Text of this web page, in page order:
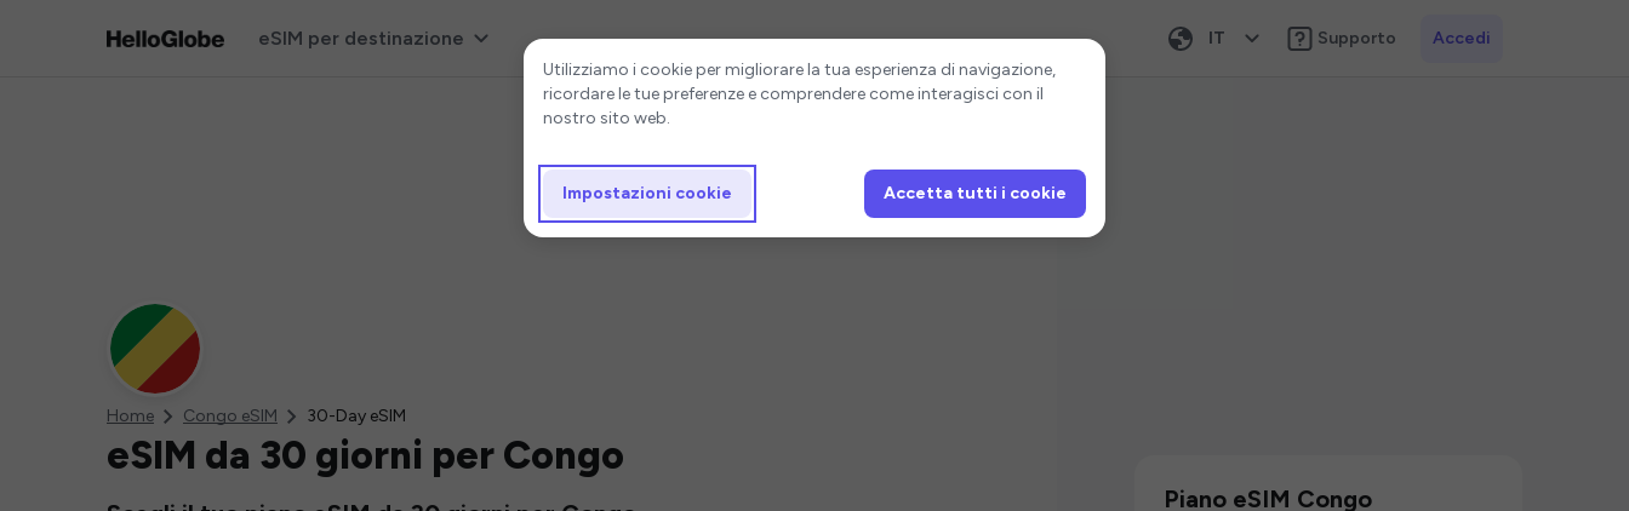
eSIM per destinazione IT Supporto Accedi
Home Congo eSIM 30-Day eSIM
eSIM da 30 giorni per Congo
Piano eSIM Congo
Impostazioni cookie
Utilizziamo i cookie per migliorare la tua esperienza di navigazione,
ricordare le tue preferenze e comprendere come interagisci con il
nostro sito web.
Impostazioni cookie Accetta tutti i cookie